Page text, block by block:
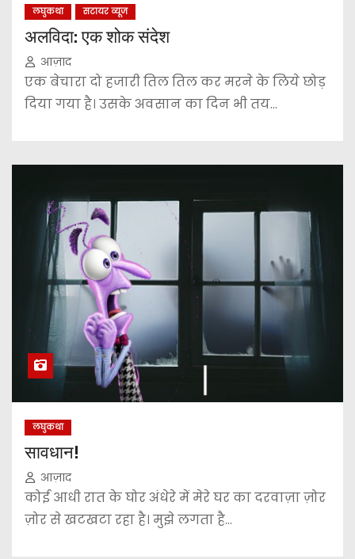
लघुकथा सटायर व्यूज
अलविदा: एक शोक संदेश
आज़ाद
एक बेचारा दो हजारी तिल तिल कर मरने के लिये छोड़
दिया गया है। उसके अवसान का दिन भी तय…
लघुकथा
सावधान!
आज़ाद
कोई आधी रात के घोर अंधेरे में मेरे घर का दरवाज़ा ज़ोर
ज़ोर से खटखटा रहा है। मुझे लगता है…